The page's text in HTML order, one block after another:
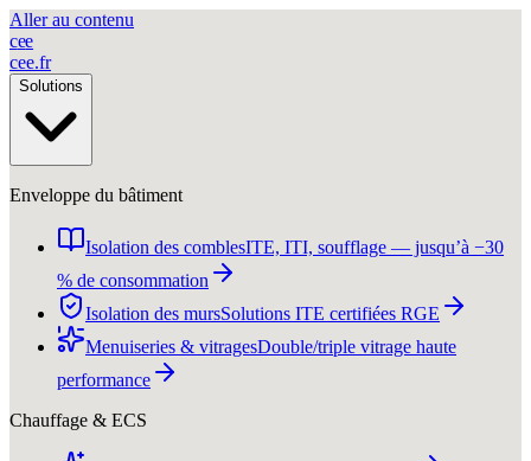
Aller au contenu
cee
cee.fr
Solutions
Enveloppe du bâtiment
Isolation des comblesITE, ITI, soufflage — jusqu’à −30
% de consommation
Isolation des mursSolutions ITE certifiées RGE
Menuiseries & vitragesDouble/triple vitrage haute
performance
Chauffage & ECS